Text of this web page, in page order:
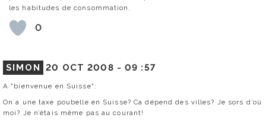
les habitudes de consommation.
0
SIMON 20 OCT 2008 -09 :57
A "bienvenue en Suisse":
On a une taxe poubelle en Suisse? Ca dépend des villes? Je sors d’où
moi? Je n’étais même pas au courant!